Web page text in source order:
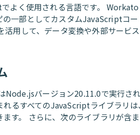
よく使用される言語です。
の一部としてカスタムJavaScriptコ
用して、データ変換や外部サービ
バージョン20.11.0で実行され
るすべてのJavaScriptライブラリは
す。 さらに、次のライブラリが含